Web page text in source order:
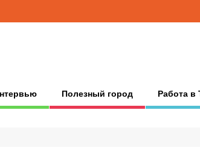
Полезный город Работа в